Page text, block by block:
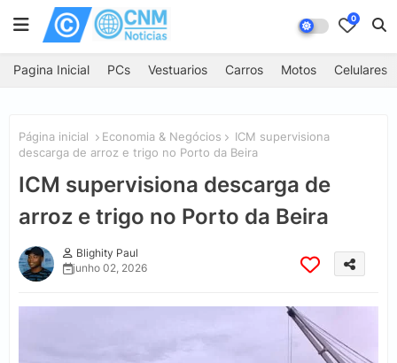
0
Pagina Inicial PCs Vestuarios Carros Motos Celulares
Página inicial Economia & Negócios
ICM supervisiona
descarga de arroz e trigo no Porto da Beira
ICM supervisiona descarga de
arroz e trigo no Porto da Beira
Blighity Paul
junho 02, 2026